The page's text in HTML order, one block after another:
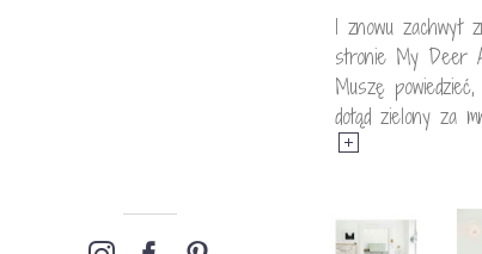
I znowu zachwyt
stronie My Deer
Muszę
dotąd zielony za